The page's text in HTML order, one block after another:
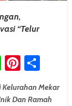
“Telur
Line
Kelurahan Mekar
Dan Ramah